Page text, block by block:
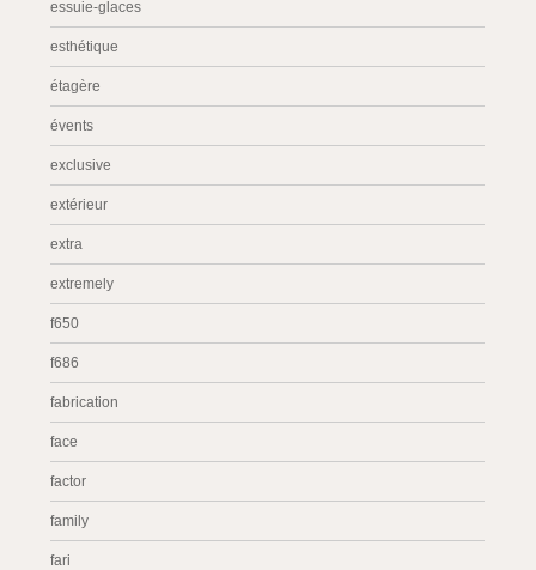
essuie-glaces
esthétique
étagère
évents
exclusive
extérieur
extra
extremely
f650
f686
fabrication
face
factor
family
fari